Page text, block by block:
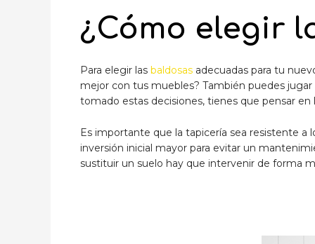
¿Cómo elegir
Para elegir las baldosas adecuadas para tu
mejor con tus muebles? También puedes
tomado estas decisiones, tienes que pensar en
Es importante que la tapicería sea resistente a
inversión inicial mayor para evitar un
sustituir un suelo hay que intervenir de forma